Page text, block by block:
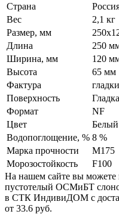
Страна
Вес
2,1 кг
Размер, мм
Длина
250
Ширина, мм
120
Высота
65 мм
Фактура
Поверхность
Формат
NF
Цвет
Белый
Водопоглощение, % 8 %
Марка прочности
М175
Морозостойкость
F100
На нашем сайте вы можете
пустотелый ОСМиБТ
в СТК ИндивиДОМ с
от 33.6 руб.